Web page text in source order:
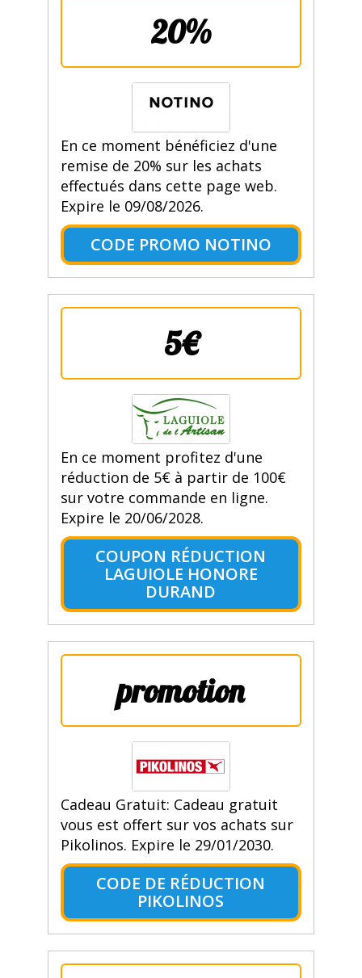
20%
En ce moment bénéficiez d'une
remise de 20% sur les achats
effectués dans cette page web.
Expire le 09/08/2026.
CODE PROMO NOTINO
5€
En ce moment profitez d'une
réduction de 5€ à partir de 100€
sur votre commande en ligne.
Expire le 20/06/2028.
COUPON RÉDUCTION
LAGUIOLE HONORE
DURAND
promotion
Cadeau Gratuit: Cadeau gratuit
vous est offert sur vos achats sur
Pikolinos. Expire le 29/01/2030.
CODE DE RÉDUCTION
PIKOLINOS